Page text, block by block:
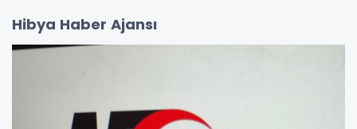
Hibya Haber Ajansı